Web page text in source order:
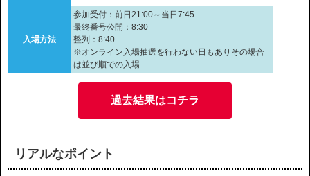
入場方法
参加受付：前日21:00～当日7:45
最終番号公開：8:30
整列：8:40
※オンライン入場抽選を行わない日もありその場合
は並び順での入場
過去結果はコチラ
リアルなポイント